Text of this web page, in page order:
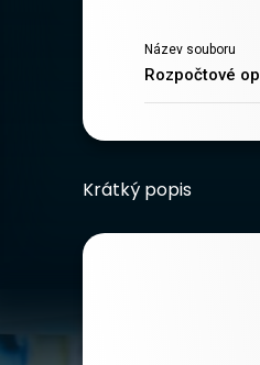
Název souboru
Rozpočtové
Krátký popis